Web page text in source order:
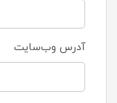
آدرس وب‌سایت